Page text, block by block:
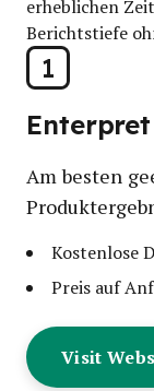
1
Enterpret
Am besten
Kostenlose
Preis auf
Visit
erheblichen
Berichtstiefe